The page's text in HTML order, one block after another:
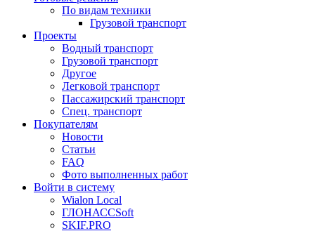
По видам техники
Грузовой транспорт
Проекты
Водный транспорт
Грузовой транспорт
Другое
Легковой транспорт
Пассажирский транспорт
Спец. транспорт
Покупателям
Новости
Статьи
FAQ
Фото выполненных работ
Войти в систему
Wialon Local
ГЛОНАССSoft
SKIF.PRO